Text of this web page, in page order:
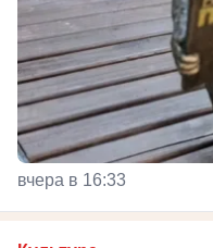
вчера в 16:33